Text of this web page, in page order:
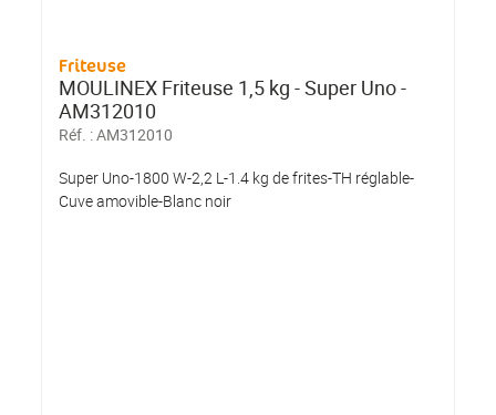
Friteuse
MOULINEX Friteuse 1,5 kg - Super Uno -
AM312010
Réf. :AM312010
Super Uno-1800 W-2,2 L-1.4 kg de frites-TH réglable-
Cuve amovible-Blanc noir